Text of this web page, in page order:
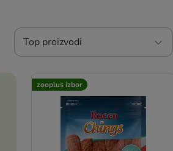
Top proizvodi
zooplus izbor